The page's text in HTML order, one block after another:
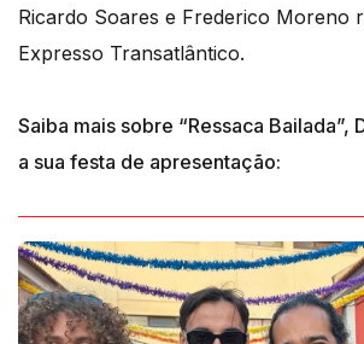
Ricardo Soares e Frederico Moreno
Expresso Transatlântico.
Saiba mais sobre “Ressaca Bailada”,
a sua festa de apresentação: